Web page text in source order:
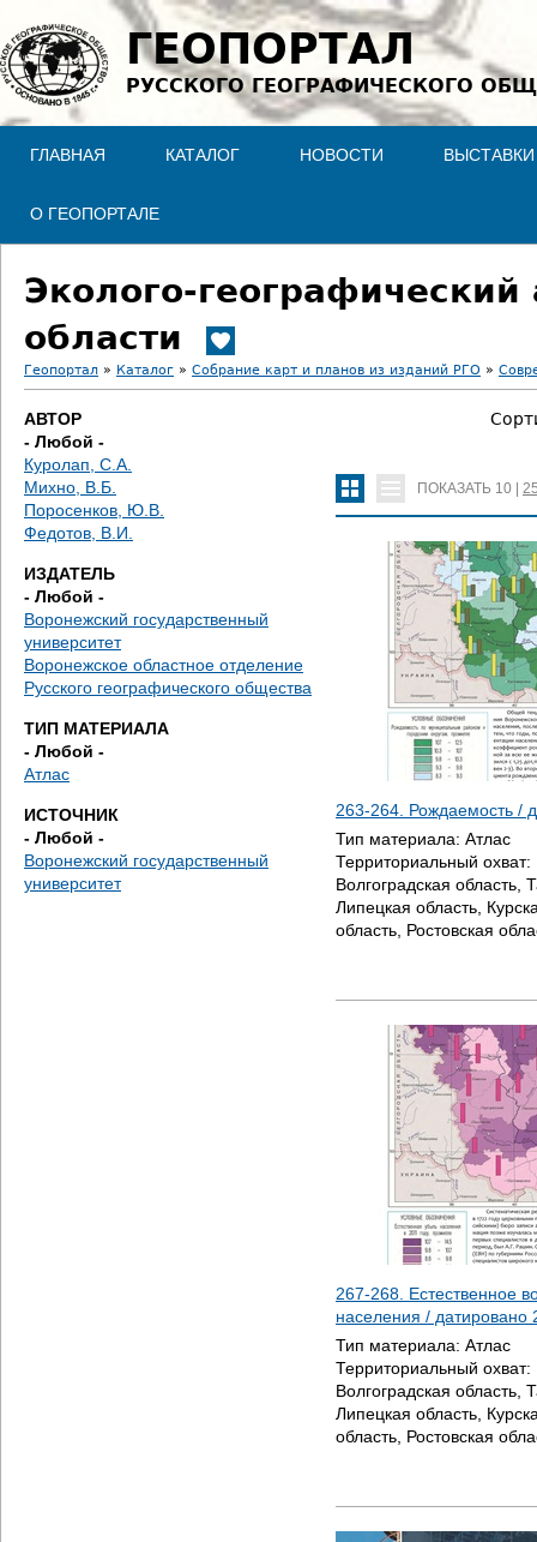
Jump to navigation
ГЕОПОРТАЛ
РУССКОГО ГЕОГРАФИЧЕСКОГО
ГЛАВНАЯ КАТАЛОГ НОВОСТИ ВЫСТАВКИ
О ГЕОПОРТАЛЕ
Эколого-
области
В
ы
з
д
е
с
ь
Геопортал » Каталог » Собрание карт и планов из изданий РГО »
АВТОР
- Любой -
Куролап, С.А.
Михно, В.Б.
Поросенков, Ю.В.
Федотов, В.И.
ИЗДАТЕЛЬ
- Любой -
Воронежский государственный
университет
Воронежское областное отделение
Русского географического общества
ТИП МАТЕРИАЛА
- Любой -
Атлас
ИСТОЧНИК
- Любой -
Воронежский государственный
университет
ПОКАЗАТЬ 10
263-264. Рождаемость /
Тип материала: Атлас
Территориальный охват:
Волгоградская область,
Липецкая область,
область, Ростовская
267-268. Естественное
населения / датировано
Тип материала: Атлас
Территориальный охват:
Волгоградская область,
Липецкая область,
область, Ростовская